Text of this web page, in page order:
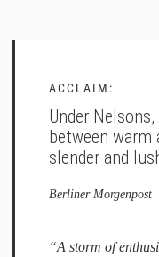
ACCLAIM:
Under
between warm
slender and
Berliner Morgenpost
“A storm of